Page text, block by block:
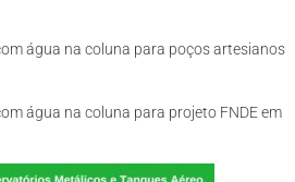
água na coluna para poços artesianos
água na coluna para projeto FNDE em